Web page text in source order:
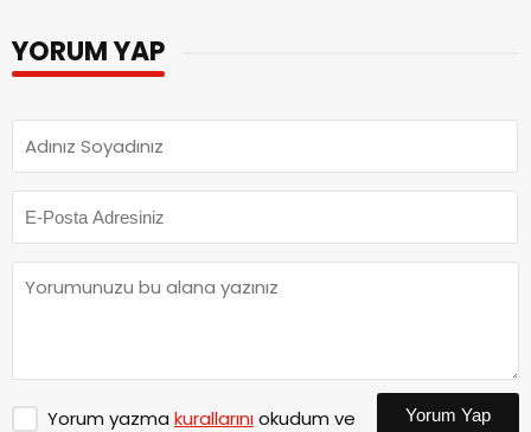
YORUM YAP
Yorum yazma kurallarınıokudum ve
Yorum Yap